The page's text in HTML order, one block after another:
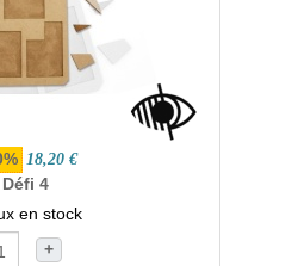
18,20 €
Défi 4
en stock
+